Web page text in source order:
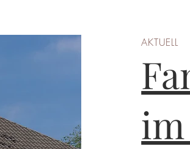
AKTUELL